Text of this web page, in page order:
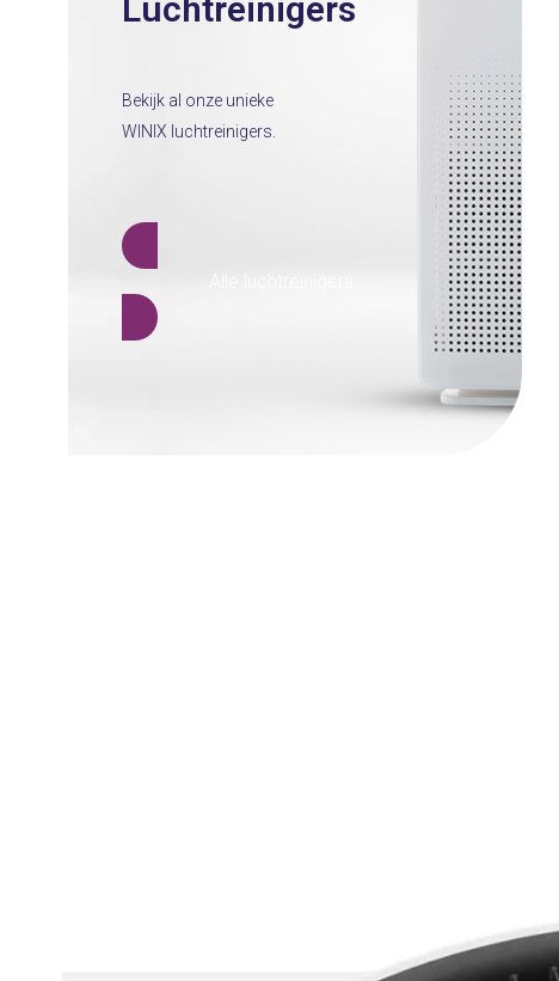
Luchtreinigers
Bekijk al onze unieke
WINIX luchtreinigers.